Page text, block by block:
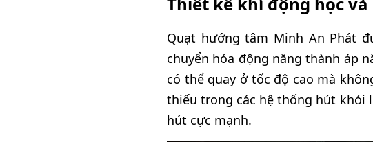
Quạt hướng tâm Minh An Phát
chuyển hóa động năng thành áp
có thể quay ở tốc độ cao mà
thiếu trong các hệ thống hút khói
hút cực mạnh.